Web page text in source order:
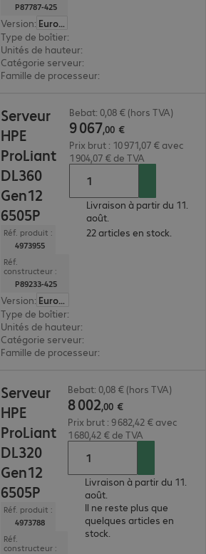
P87787-425
Version:
Europe
Type de boîtier:
Unités de hauteur:
Catégorie serveur:
Famille de processeur:
Serveur
HPE
ProLiant
DL360
Gen12
6505P
Réf. produit :
4973955
Réf.
constructeur :
P89233-425
Version:
Europe
Type de boîtier:
Unités de hauteur:
Catégorie serveur:
Famille de processeur:
Bebat: 0,08 € (hors TVA)
9067,00 €
Prix brut : 10 971,07 € avec
1 904,07 € de TVA
Livraison à partir du 11.
août.
22 articles en stock.
Serveur
HPE
ProLiant
DL320
Gen12
6505P
Réf. produit :
4973788
Réf.
constructeur :
Bebat: 0,08 € (hors TVA)
8002,00 €
Prix brut : 9 682,42 € avec
1 680,42 € de TVA
Livraison à partir du 11.
août.
Il ne reste plus que
quelques articles en
stock.